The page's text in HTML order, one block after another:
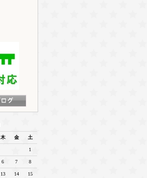
木 金 土
1
6 7 8
13 14 15